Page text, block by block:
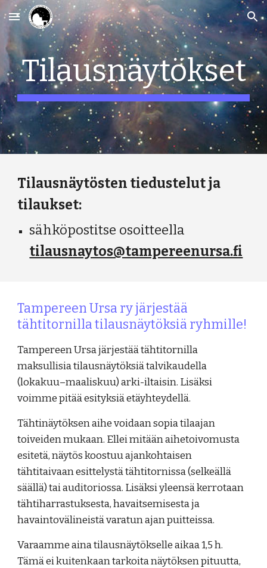
Skip to main content Skip to navigation
Tilausnäytökset
Tilausnäytösten tiedustelut ja
tilaukset:
sähköpostitse osoitteella
tilausnaytos@tampereenursa.fi
Tampereen Ursa ry järjestää
tähtitornilla tilausnäytöksiä ryhmille!
Tampereen Ursa järjestää tähtitornilla
maksullisia tilausnäytöksiä talvikaudella
(lokakuu–maaliskuu) arki-iltaisin. Lisäksi
voimme pitää esityksiä etäyhteydellä.
Tähtinäytöksen aihe voidaan sopia tilaajan
toiveiden mukaan. Ellei mitään aihetoivomusta
esitetä, näytös koostuu ajankohtaisen
tähtitaivaan esittelystä tähtitornissa (selkeällä
säällä) tai auditoriossa. Lisäksi yleensä kerrotaan
tähtiharrastuksesta, havaitsemisesta ja
havaintovälineistä varatun ajan puitteissa.
Varaamme aina tilausnäytökselle aikaa 1,5 h.
Tämä ei kuitenkaan tarkoita näytöksen pituutta,